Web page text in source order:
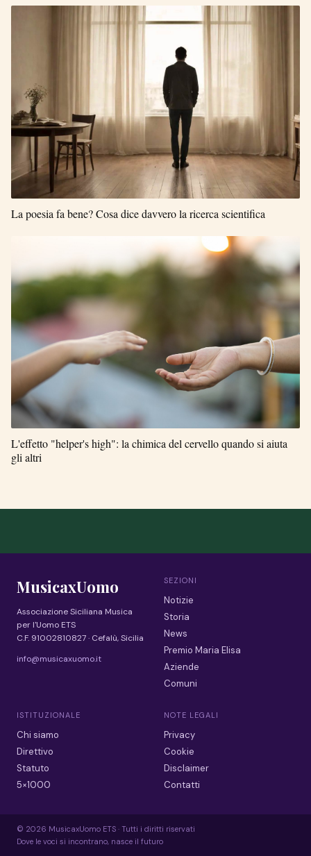
La poesia fa bene? Cosa dice davvero la ricerca scientifica
L'effetto "helper's high": la chimica del cervello quando si aiuta
gli altri
MusicaxUomo
Associazione Siciliana Musica
per l'Uomo ETS
C.F. 91002810827 · Cefalù, Sicilia
info@musicaxuomo.it
SEZIONI
Notizie
Storia
News
Premio Maria Elisa
Aziende
Comuni
ISTITUZIONALE
Chi siamo
Direttivo
Statuto
5×1000
NOTE LEGALI
Privacy
Cookie
Disclaimer
Contatti
© 2026 MusicaxUomo ETS · Tutti i diritti riservati
Dove le voci si incontrano, nasce il futuro